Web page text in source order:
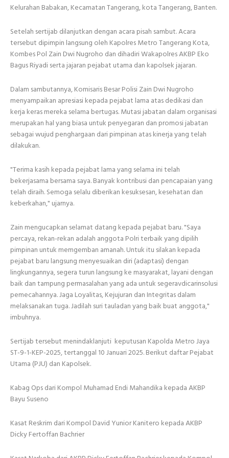
Kelurahan Babakan, Kecamatan Tangerang, kota Tangerang, Banten.
Setelah sertijab dilanjutkan dengan acara pisah sambut. Acara
tersebut dipimpin langsung oleh Kapolres Metro Tangerang Kota,
Kombes Pol Zain Dwi Nugroho dan dihadiri Wakapolres AKBP Eko
Bagus Riyadi serta jajaran pejabat utama dan kapolsek jajaran.
Dalam sambutannya, Komisaris Besar Polisi Zain Dwi Nugroho
menyampaikan apresiasi kepada pejabat lama atas dedikasi dan
kerja keras mereka selama bertugas. Mutasi jabatan dalam organisasi
merupakan hal yang biasa untuk penyegaran dan promosi jabatan
sebagai wujud penghargaan dari pimpinan atas kinerja yang telah
dilakukan.
"Terima kasih kepada pejabat lama yang selama ini telah
bekerjasama bersama saya. Banyak kontribusi dan pencapaian yang
telah diraih. Semoga selalu diberikan kesuksesan, kesehatan dan
keberkahan," ujarnya.
Zain mengucapkan selamat datang kepada pejabat baru. "Saya
percaya, rekan-rekan adalah anggota Polri terbaik yang dipilih
pimpinan untuk memgemban amanah. Untuk itu silakan kepada
pejabat baru langsung menyesuaikan diri (adaptasi) dengan
lingkungannya, segera turun langsung ke masyarakat, layani dengan
baik dan tampung permasalahan yang ada untuk segeravdicarinsolusi
pemecahannya. Jaga Loyalitas, Kejujuran dan Integritas dalam
melaksanakan tuga. Jadilah suri tauladan yang baik buat anggota,"
imbuhnya.
Sertijab tersebut menindaklanjuti keputusan Kapolda Metro Jaya
ST-9-1-KEP-2025, tertanggal 10 Januari 2025. Berikut daftar Pejabat
Utama (PJU) dan Kapolsek.
Kabag Ops dari Kompol Muhamad Endi Mahandika kepada AKBP
Bayu Suseno
Kasat Reskrim dari Kompol David Yunior Kanitero kepada AKBP
Dicky Fertoffan Bachrier